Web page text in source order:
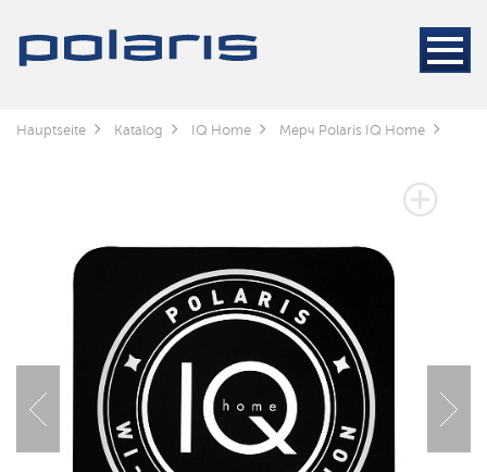
Hauptseite Katalog IQ Home Мерч Polaris IQ Home